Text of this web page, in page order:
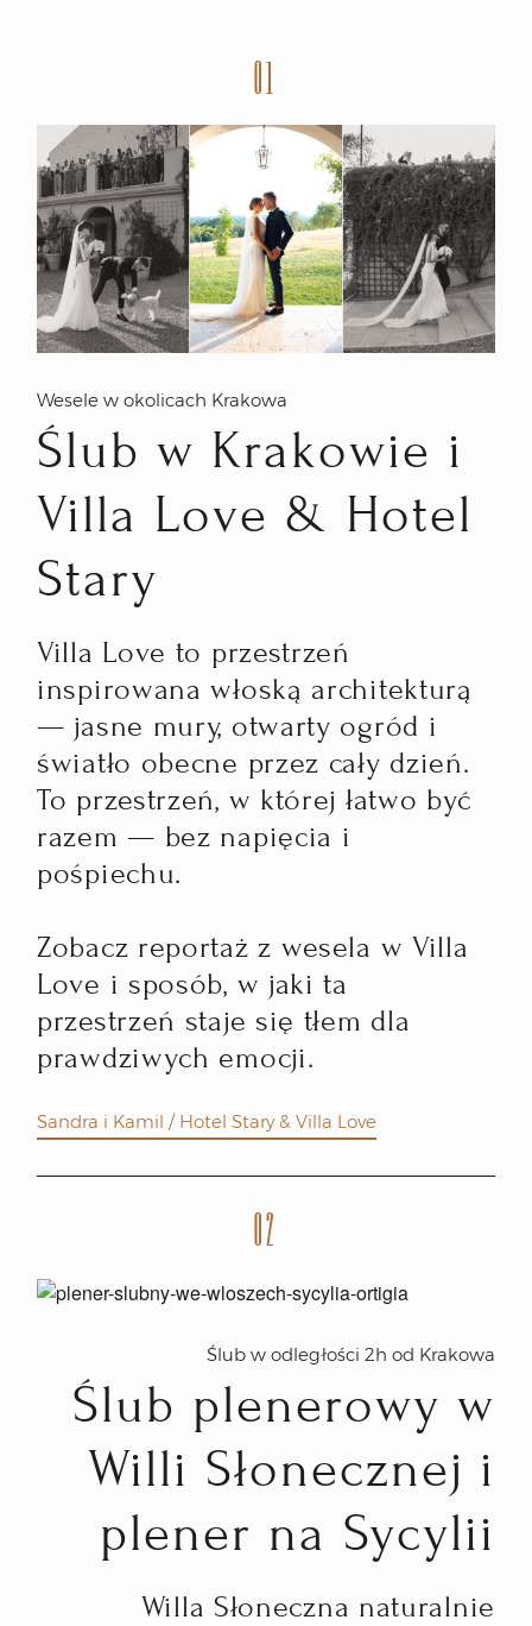
01
Wesele w okolicach Krakowa
Ślub w Krakowie i
Villa Love & Hotel
Stary
Villa Love to przestrzeń
inspirowana włoską architekturą
— jasne mury, otwarty ogród i
światło obecne przez cały dzień.
To przestrzeń, w której łatwo być
razem — bez napięcia i
pośpiechu.
Zobacz reportaż z wesela w Villa
Love i sposób, w jaki ta
przestrzeń staje się tłem dla
prawdziwych emocji.
Sandra i Kamil / Hotel Stary & Villa Love
02
Ślub w odległości 2h od Krakowa
Ślub plenerowy w
Willi Słonecznej i
plener na Sycylii
Willa Słoneczna naturalnie